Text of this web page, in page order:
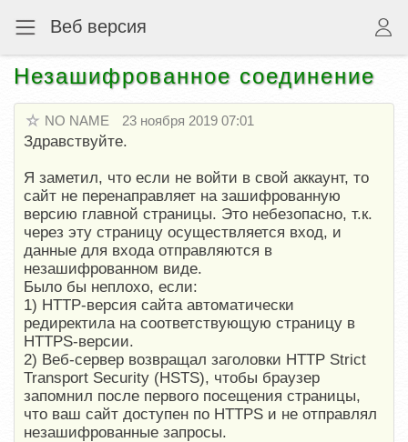
Веб версия
Незашифрованное соединение
NO NAME 23 ноября 2019 07:01
Здравствуйте.
Я заметил, что если не войти в свой аккаунт, то
сайт не перенаправляет на зашифрованную
версию главной страницы. Это небезопасно, т.к.
через эту страницу осуществляется вход, и
данные для входа отправляются в
незашифрованном виде.
Было бы неплохо, если:
1) HTTP-версия сайта автоматически
редиректила на соответствующую страницу в
HTTPS-версии.
2) Веб-сервер возвращал заголовки HTTP Strict
Transport Security (HSTS), чтобы браузер
запомнил после первого посещения страницы,
что ваш сайт доступен по HTTPS и не отправлял
незашифрованные запросы.